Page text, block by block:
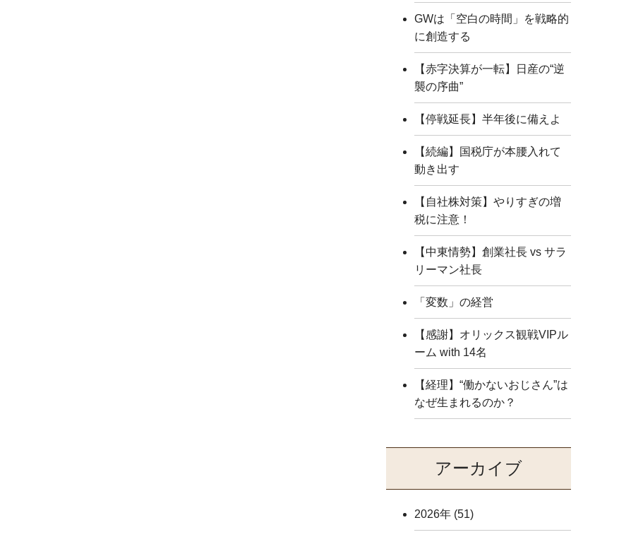
GWは「空白の時間」を戦略的
に創造する
【赤字決算が一転】日産の“逆
襲の序曲”
【停戦延長】半年後に備えよ
【続編】国税庁が本腰入れて
動き出す
【自社株対策】やりすぎの増
税に注意！
【中東情勢】創業社長 vs サラ
リーマン社長
「変数」の経営
【感謝】オリックス観戦VIPル
ーム with 14名
【経理】“働かないおじさん”は
なぜ生まれるのか？
アーカイブ
2026年(51)